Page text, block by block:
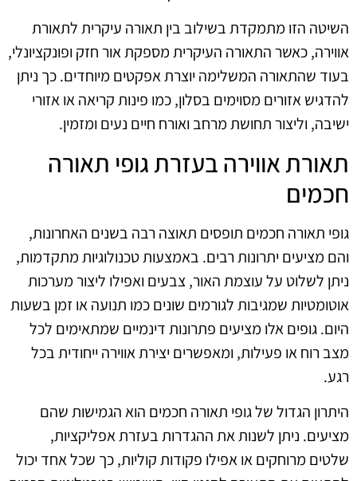
השיטה הזו מתמקדת בשילוב בין תאורה עיקרית לתאורת
אווירה, כאשר התאורה העיקרית מספקת אור חזק ופונקציונלי,
בעוד שהתאורה המשלימה יוצרת אפקטים מיוחדים. כך ניתן
להדגיש אזורים מסוימים בסלון, כמו פינות קריאה או אזורי
ישיבה, וליצור תחושת מרחב ואורח חיים נעים ומזמין.
תאורת אווירה בעזרת גופי תאורה
חכמים
גופי תאורה חכמים תופסים תאוצה רבה בשנים האחרונות,
והם מציעים יתרונות רבים. באמצעות טכנולוגיות מתקדמות,
ניתן לשלוט על עוצמת האור, צבעים ואפילו ליצור מערכות
אוטומטיות שמגיבות לגורמים שונים כמו תנועה או זמן בשעות
היום. גופים אלו מציעים פתרונות דינמיים שמתאימים לכל
מצב רוח או פעילות, ומאפשרים יצירת אווירה ייחודית בכל
רגע.
היתרון הגדול של גופי תאורה חכמים הוא הגמישות שהם
מציעים. ניתן לשנות את ההגדרות בעזרת אפליקציות,
שלטים מרוחקים או אפילו פקודות קוליות, כך שכל אחד יכול